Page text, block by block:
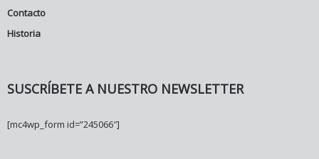
Contacto
Historia
SUSCRÍBETE A NUESTRO NEWSLETTER
[mc4wp_form id=”245066″]